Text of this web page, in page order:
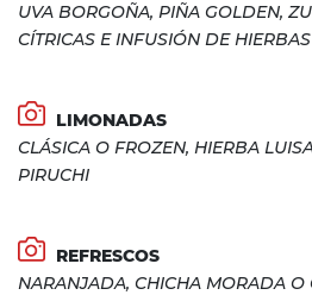
UVA BORGOÑA, PIÑA GOLDEN,
CÍTRICAS E INFUSIÓN DE HIERBAS
LIMONADAS
CLÁSICA O FROZEN, HIERBA
PIRUCHI
REFRESCOS
NARANJADA, CHICHA MORADA O